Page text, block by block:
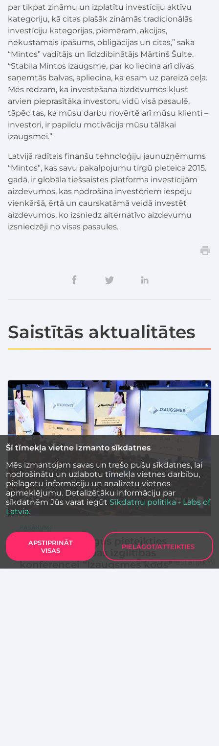
par tikpat zināmu un izplatītu investīciju aktīvu
kategoriju, kā citas plašāk zināmās tradicionālās
investīciju kategorijas, piemēram, akcijas,
nekustamais īpašums, obligācijas un citas,” saka
“Mintos” vadītājs un līdzdibinātājs Mārtiņš Šulte.
“Stabila Mintos izaugsme, par ko liecina arī divas
saņemtās balvas, apliecina, ka esam uz pareizā ceļa.
Mēs redzam, ka investēšana aizdevumos kļūst
arvien pieprasītāka investoru vidū visā pasaulē,
tāpēc tas, ka mūsu darbu novērtē arī mūsu klienti –
investori, ir papildu motivācija mūsu tālākai
izaugsmei.”
Latvijā radītais finanšu tehnoloģiju jaunuzņēmums
“Mintos”, kas savu pakalpojumu tirgū pieteica 2015.
gadā, ir globāla tiešsaistes platforma investīcijām
aizdevumos, kas nodrošina investoriem iespēju
vienkāršā, ērtā un caurskatāmā veidā investēt
aizdevumos, ko izsniedz alternatīvo aizdevumu
izsniedzēji no visas pasaules.
Saistītās aktualitātes
Aicina pedagogus pieteikties
uzņēmējdarbības izglītības
konferencei “Izaugsmes kods”
Šī tīmekļa vietne izmanto sīkdatnes
Mēs izmantojam savas un trešo pušu sīkdatnes, lai
nodrošinātu un uzlabotu tīmekļa vietnes darbību,
pielāgotu informāciju un analizētu vietnes
apmeklējumu. Detalizētāku informāciju par
sīkdatnēm Jūs varat iegūt Sīkdatņu politika - Labs of
Latvia.
APSTIPRINĀT
VISAS
PIELĀGOT/ATTEIKTIES
Sīkdatņu iestatījumi